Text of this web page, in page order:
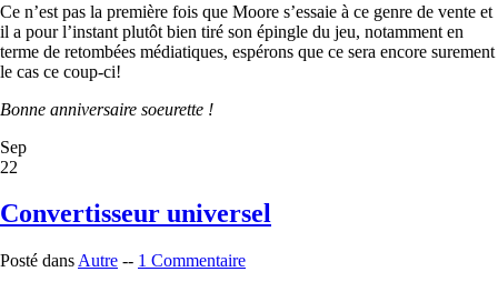
Ce n’est pas la première fois que Moore s’essaie à ce genre de vente et
il a pour l’instant plutôt bien tiré son épingle du jeu, notamment en
terme de retombées médiatiques, espérons que ce sera encore surement
le cas ce coup-ci!
Bonne anniversaire soeurette !
Sep
22
Convertisseur universel
Posté dans Autre -- 1 Commentaire